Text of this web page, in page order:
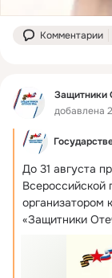
Комментарии
Защитники
добавлена
До 31 августа
Всероссийской
организатором
«Защитники